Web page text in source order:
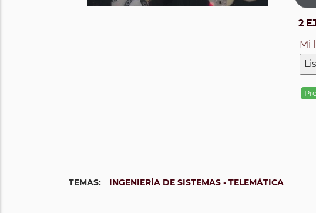
2
Mi
TEMAS: INGENIERÍA DE SISTEMAS - TELEMÁTICA